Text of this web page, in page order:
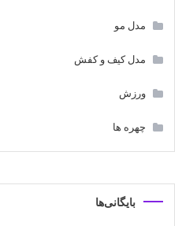
مدل مو
مدل کیف و کفش
ورزش
چهره ها
بایگانی‌ها